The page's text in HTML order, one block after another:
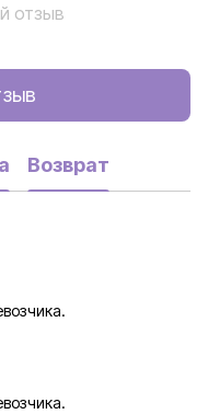
отзыв
Возврат